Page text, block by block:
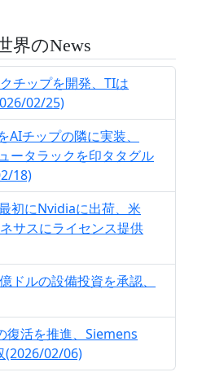
界のNews
チップを開発、TIは
02/25)
チップの隣に実装、
ータラックを印タタグル
18)
初にNvidiaに出荷、米
サスにライセンス提供
ドルの設備投資を承認、
復活を推進、Siemens
(2026/02/06)